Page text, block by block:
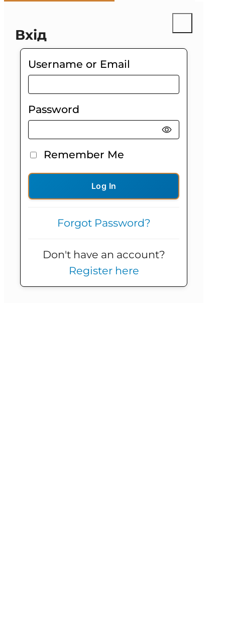
Вхід
Username or Email
Password
Remember Me
Log In
Forgot Password?
Don't have an account?
Register here